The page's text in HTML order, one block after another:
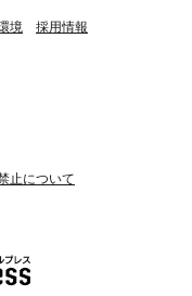
境 採用情報
止について